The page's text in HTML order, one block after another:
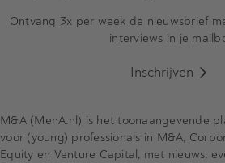
Ontvang 3x per week de nieuwsbrief
interviews in je
Inschrijven
M&A (MenA.nl) is het toonaangevende
voor (young) professionals in M&A,
Equity en Venture Capital, met nieuws,